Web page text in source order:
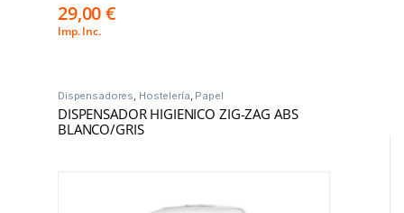
29,00€
Imp. Inc.
Dispensadores, Hostelería, Papel
DISPENSADOR HIGIENICO ZIG-ZAG ABS
BLANCO/GRIS